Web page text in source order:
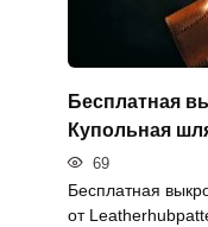
Бесплатная
Купольная
69
Бесплатная
от